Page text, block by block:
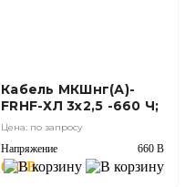
660 В
Кабель МКШнг(А)-
FRHF-ХЛ 3х2,5 -660 Ч;
Цена: по запросу
Напряжение 660 В